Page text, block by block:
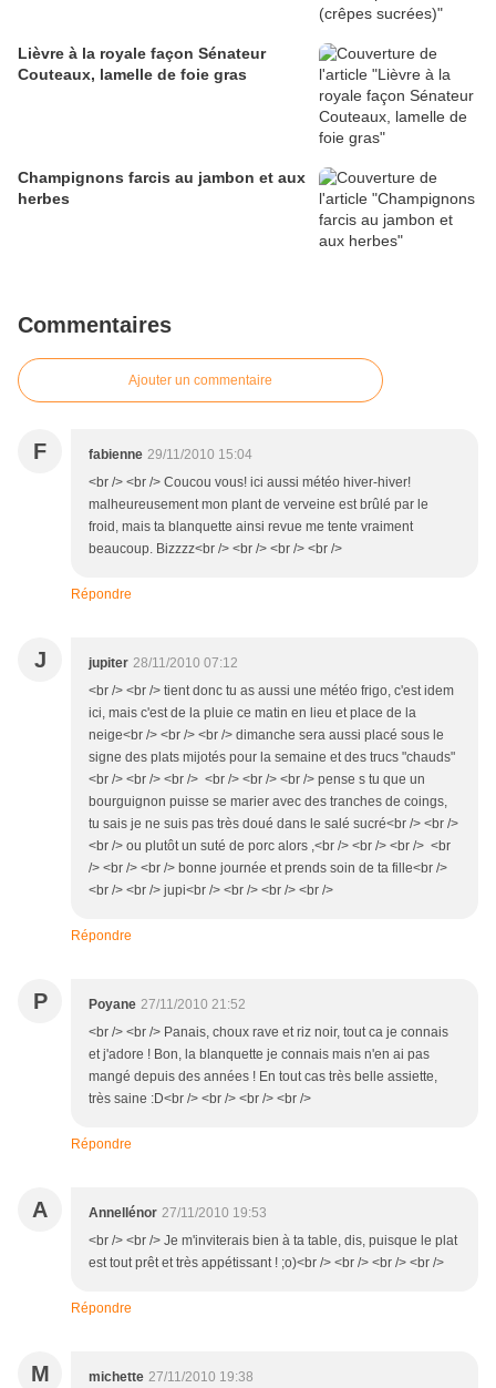
Lièvre à la royale façon Sénateur
Couteaux, lamelle de foie gras
Champignons farcis au jambon et aux
herbes
Commentaires
Ajouter un commentaire
F fabienne 29/11/2010 15:04
<br /> <br /> Coucou vous! ici aussi météo hiver-hiver!
malheureusement mon plant de verveine est brûlé par le
froid, mais ta blanquette ainsi revue me tente vraiment
beaucoup. Bizzzz<br /> <br /> <br /> <br />
Répondre
J jupiter 28/11/2010 07:12
<br /> <br /> tient donc tu as aussi une météo frigo, c'est idem
ici, mais c'est de la pluie ce matin en lieu et place de la
neige<br /> <br /> <br /> dimanche sera aussi placé sous le
signe des plats mijotés pour la semaine et des trucs "chauds"
<br /> <br /> <br /> <br /> <br /> <br /> pense s tu que un
bourguignon puisse se marier avec des tranches de coings,
tu sais je ne suis pas très doué dans le salé sucré<br /> <br />
<br /> ou plutôt un suté de porc alors ,<br /> <br /> <br /> <br
/> <br /> <br /> bonne journée et prends soin de ta fille<br />
<br /> <br /> jupi<br /> <br /> <br /> <br />
Répondre
P Poyane 27/11/2010 21:52
<br /> <br /> Panais, choux rave et riz noir, tout ca je connais
et j'adore ! Bon, la blanquette je connais mais n'en ai pas
mangé depuis des années ! En tout cas très belle assiette,
très saine :D<br /> <br /> <br /> <br />
Répondre
A Annellénor 27/11/2010 19:53
<br /> <br /> Je m'inviterais bien à ta table, dis, puisque le plat
est tout prêt et très appétissant ! ;o)<br /> <br /> <br /> <br />
Répondre
M michette 27/11/2010 19:38